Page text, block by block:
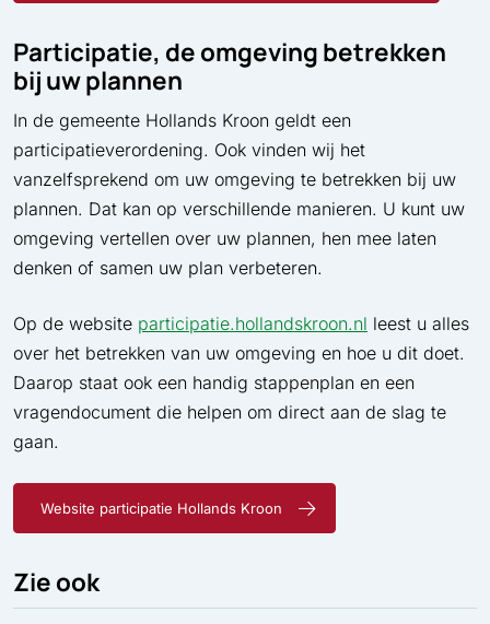
Participatie, de omgeving betrekken
bij uw plannen
In de gemeente Hollands Kroon geldt een
participatieverordening. Ook vinden wij het
vanzelfsprekend om uw omgeving te betrekken bij uw
plannen. Dat kan op verschillende manieren. U kunt uw
omgeving vertellen over uw plannen, hen mee laten
denken of samen uw plan verbeteren.
Op de website participatie.hollandskroon.nl leest u alles
over het betrekken van uw omgeving en hoe u dit doet.
Daarop staat ook een handig stappenplan en een
vragendocument die helpen om direct aan de slag te
gaan.
Website participatie Hollands Kroon
Zie ook